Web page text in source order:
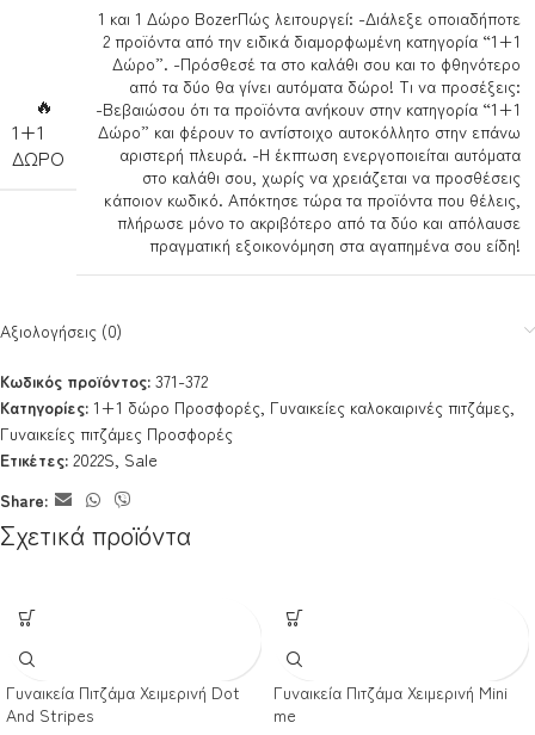
🔥
1+1
ΔΩΡΟ
1 και 1 Δώρο BozerΠώς λειτουργεί: -Διάλεξε οποιαδήποτε
2 προϊόντα από την ειδικά διαμορφωμένη κατηγορία “1+1
Δώρο”. -Πρόσθεσέ τα στο καλάθι σου και το φθηνότερο
από τα δύο θα γίνει αυτόματα δώρο! Τι να προσέξεις:
-Βεβαιώσου ότι τα προϊόντα ανήκουν στην κατηγορία “1+1
Δώρο” και φέρουν το αντίστοιχο αυτοκόλλητο στην επάνω
αριστερή πλευρά. -Η έκπτωση ενεργοποιείται αυτόματα
στο καλάθι σου, χωρίς να χρειάζεται να προσθέσεις
κάποιον κωδικό. Απόκτησε τώρα τα προϊόντα που θέλεις,
πλήρωσε μόνο το ακριβότερο από τα δύο και απόλαυσε
πραγματική εξοικονόμηση στα αγαπημένα σου είδη!
Αξιολογήσεις (0)
Κωδικός προϊόντος: 371-372
Κατηγορίες: 1+1 δώρο Προσφορές, Γυναικείες καλοκαιρινές πιτζάμες,
Γυναικείες πιτζάμες Προσφορές
Ετικέτες: 2022S, Sale
Share:
Σχετικά προϊόντα
Γυναικεία Πιτζάμα Χειμερινή Dot
And Stripes
Γυναικεία Πιτζάμα Χειμερινή Mini
me